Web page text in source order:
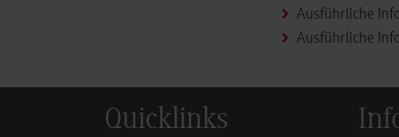
Ausführliche
Ausführliche
Quicklinks